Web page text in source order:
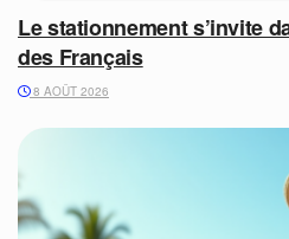
Le stationnement s’invite
des Français
8 AOÛT 2026